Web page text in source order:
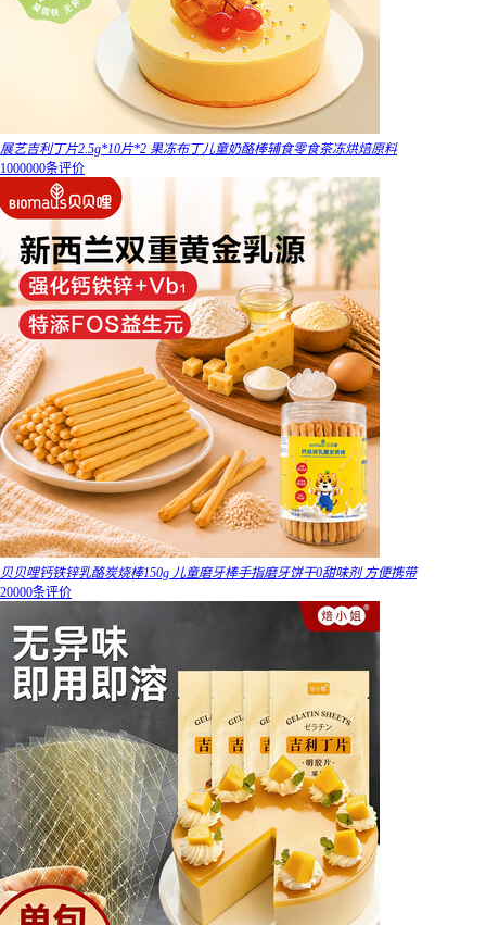
展艺吉利丁片2.5g*10片*2 果冻布丁儿童奶酪棒辅食零食茶冻烘焙原料
1000000条评价
贝贝哩钙铁锌乳酪炭烧棒150g 儿童磨牙棒手指磨牙饼干0甜味剂 方便携带
20000条评价